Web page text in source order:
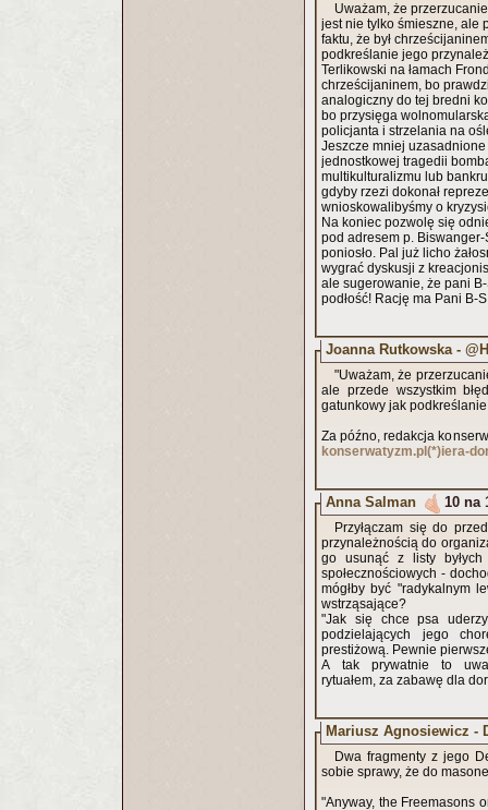
Uważam, że
jest nie tylko śmieszne, ale
faktu, że był
podkreślanie jego
Terlikowski na łamach
chrześcijaninem, bo
analogiczny do tej bredni
bo przysięga
policjanta i strzelania na
Jeszcze mniej
jednostkowej tragedii
multikulturalizmu lub
gdyby rzezi dokonał
wnioskowalibyśmy o
Na koniec pozwolę się
pod adresem p.
poniosło. Pal już licho
wygrać dyskusji z
ale sugerowanie, że pani
podłość! Rację ma Pani B-
Joanna Rutkowska -
"Uważam, że
ale przede wszystkim
gatunkowy jak
Za późno, redakcja
konserwatyzm.pl(*)iera-
Anna Salman 10 na
Przyłączam się do
przynależnością do
go usunąć z listy byłych
społecznościowych -
mógłby być "radykalnym
wstrząsające?
"Jak się chce psa
podzielających jego
prestiżową. Pewnie
A tak prywatnie to
rytuałem, za zabawę dla
Mariusz Agnosiewicz -
Dwa fragmenty z jego
sobie sprawy, że do
"Anyway, the Freemasons